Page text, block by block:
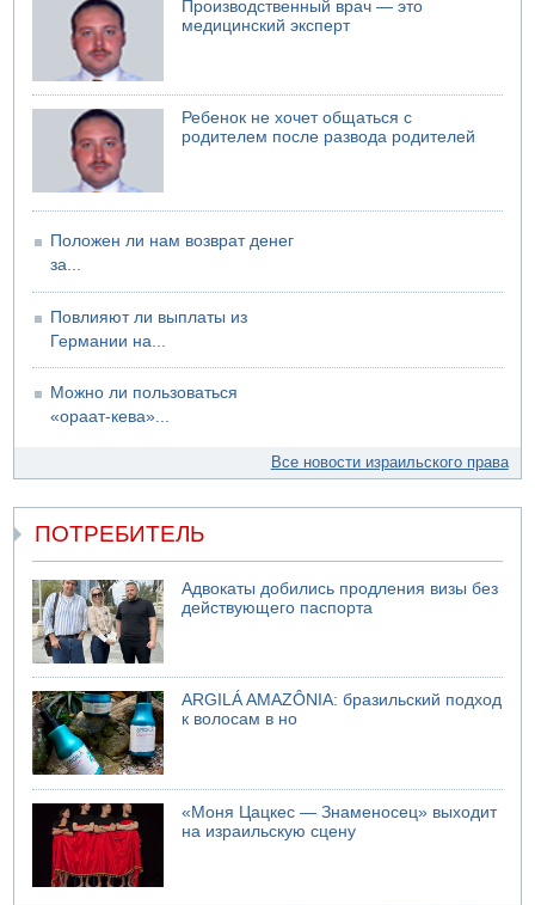
Суд "Ликуда" отменил решение конференции партии
04.08.2026 06:10
Пожар в квартире в Ашдоде
Производственный врач — это
медицинский эксперт
Ребенок не хочет общаться с
родителем после развода родителей
Положен ли нам возврат денег
за...
Повлияют ли выплаты из
Германии на...
Можно ли пользоваться
«ораат-кева»...
Все новости израильского права
ПОТРЕБИТЕЛЬ
Адвокаты добились продления визы без
действующего паспорта
ARGILÁ AMAZÔNIA: бразильский подход
к волосам в но
«Моня Цацкес — Знаменосец» выходит
на израильскую сцену